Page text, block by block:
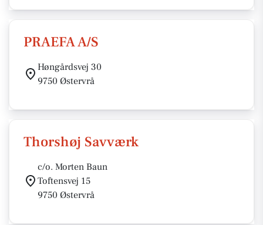
PRAEFA A/S
Høngårdsvej 30
9750 Østervrå
Thorshøj Savværk
c/o. Morten Baun
Toftensvej 15
9750 Østervrå